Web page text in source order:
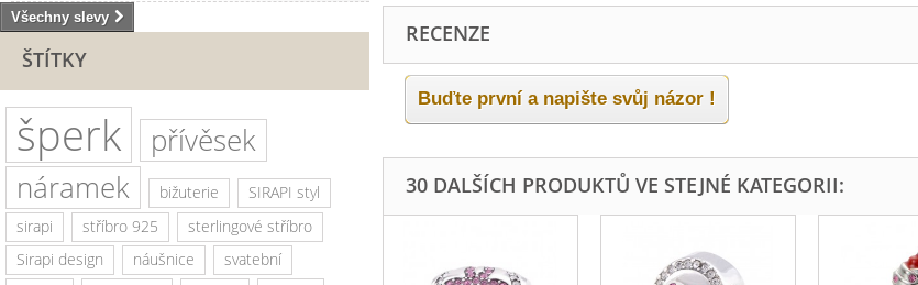
Všechny slevy
ŠTÍTKY
šperk
přívěsek
náramek
bižuterie
SIRAPI styl
sirapi
stříbro 925
sterlingové stříbro
Sirapi design
náušnice
svatební
RECENZE
Buďte první a napište svůj názor !
30 DALŠÍCH PRODUKTŮ VE STEJNÉ KATEGORII: